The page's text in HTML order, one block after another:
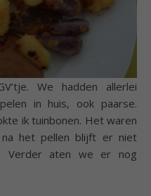
We hadden allerlei
in huis, ook paarse.
ik tuinbonen. Het waren
het pellen blijft er niet
Verder aten we er nog